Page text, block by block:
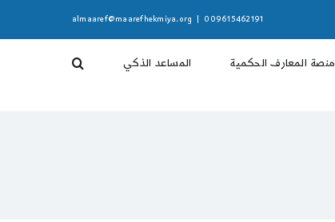
009615462191
almaaref@maarefhekmiya.org
منصة المعارف الحكمية المساعد الذكي